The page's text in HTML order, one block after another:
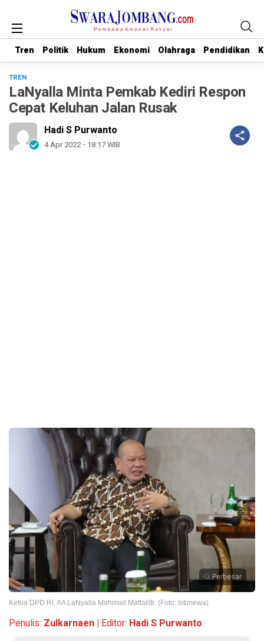
Tren Politik Hukum Ekonomi Olahraga Pendidikan
Tren Politik Hukum Ekonomi Olahraga Pendidikan
TREN
LaNyalla Minta Pemkab Kediri Respon
Cepat Keluhan Jalan Rusak
Hadi S Purwanto
4 Apr 2022 - 18:17 WIB
Perbesar
Ketua DPD RI, AA LaNyalla Mahmud Mattalitti. (Foto: Istimewa)
Penulis: Zulkarnaen | Editor: Hadi S Purwanto